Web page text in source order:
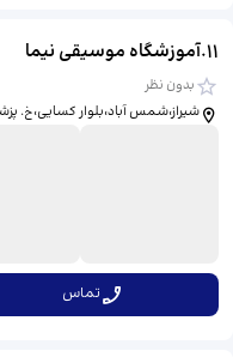
11
.آموزشگاه موسیقی نیما
بدون نظر
شیراز،شمس آباد،بلوار کسایی،خ.
تماس